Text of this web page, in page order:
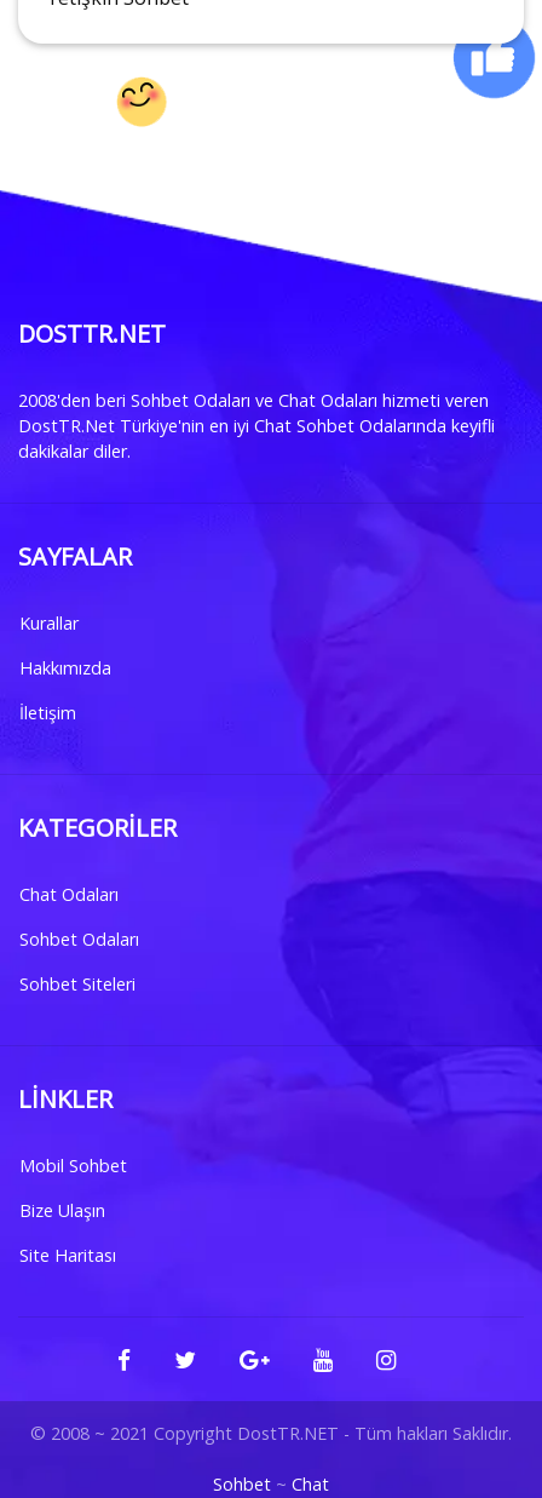
DOSTTR.NET
2008'den beri Sohbet Odaları ve Chat Odaları hizmeti veren
DostTR.Net Türkiye'nin en iyi Chat Sohbet Odalarında keyifli
dakikalar diler.
SAYFALAR
Kurallar
Hakkımızda
İletişim
KATEGORILER
Chat Odaları
Sohbet Odaları
Sohbet Siteleri
LINKLER
Mobil Sohbet
Bize Ulaşın
Site Haritası
© 2008 ~ 2021 Copyright DostTR.NET - Tüm hakları Saklıdır.
Sohbet ~ Chat